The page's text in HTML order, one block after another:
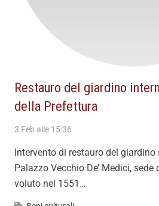
Restauro del giardino
della Prefettura
3 Feb alle 15:36
Intervento di restauro del
Palazzo Vecchio De’ Medici,
voluto nel 1551…